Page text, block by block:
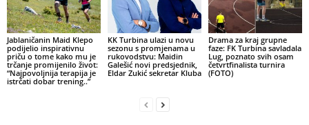
Jablaničanin Maid Klepo
podijelio inspirativnu
priču o tome kako mu je
trčanje promijenilo život:
“Najpovoljnija terapija je
istrčati dobar trening..”
KK Turbina ulazi u novu
sezonu s promjenama u
rukovodstvu: Maidin
Galešić novi predsjednik,
Eldar Zukić sekretar Kluba
Drama za kraj grupne
faze: FK Turbina savladala
Lug, poznato svih osam
četvrtfinalista turnira
(FOTO)